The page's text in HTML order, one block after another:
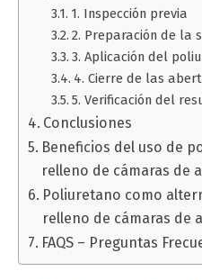
1. Inspección previa
2. Preparación de la
3. Aplicación del
4. Cierre de las
5. Verificación del
Conclusiones
Beneficios del uso de
relleno de cámaras de
Poliuretano como
relleno de cámaras de
FAQS – Preguntas